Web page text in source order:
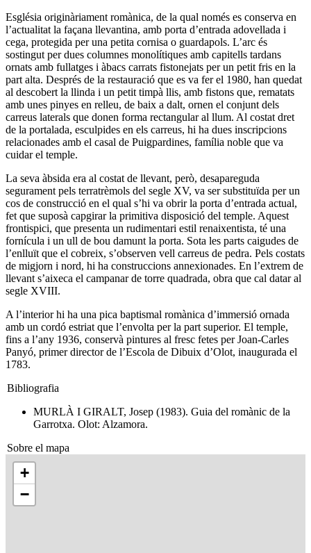
Església originàriament romànica, de la qual només es conserva en
l’actualitat la façana llevantina, amb porta d’entrada adovellada i
cega, protegida per una petita cornisa o guardapols. L’arc és
sostingut per dues columnes monolítiques amb capitells tardans
ornats amb fullatges i àbacs carrats fistonejats per un petit fris en la
part alta. Després de la restauració que es va fer el 1980, han quedat
al descobert la llinda i un petit timpà llis, amb fistons que, rematats
amb unes pinyes en relleu, de baix a dalt, ornen el conjunt dels
carreus laterals que donen forma rectangular al llum. Al costat dret
de la portalada, esculpides en els carreus, hi ha dues inscripcions
relacionades amb el casal de Puigpardines, família noble que va
cuidar el temple.
La seva àbsida era al costat de llevant, però, desapareguda
segurament pels terratrèmols del segle XV, va ser substituïda per un
cos de construcció en el qual s’hi va obrir la porta d’entrada actual,
fet que suposà capgirar la primitiva disposició del temple. Aquest
frontispici, que presenta un rudimentari estil renaixentista, té una
fornícula i un ull de bou damunt la porta. Sota les parts caigudes de
l’enlluït que el cobreix, s’observen vell carreus de pedra. Pels costats
de migjorn i nord, hi ha construccions annexionades. En l’extrem de
llevant s’aixeca el campanar de torre quadrada, obra que cal datar al
segle XVIII.
A l’interior hi ha una pica baptismal romànica d’immersió ornada
amb un cordó estriat que l’envolta per la part superior. El temple,
fins a l’any 1936, conservà pintures al fresc fetes per Joan-Carles
Panyó, primer director de l’Escola de Dibuix d’Olot, inaugurada el
1783.
Bibliografia
MURLÀ I GIRALT, Josep (1983). Guia del romànic de la
Garrotxa. Olot: Alzamora.
Sobre el mapa
+
−